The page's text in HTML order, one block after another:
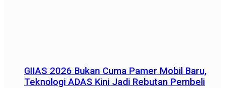
GIIAS 2026 Bukan Cuma Pamer Mobil Baru,
Teknologi ADAS Kini Jadi Rebutan Pembeli